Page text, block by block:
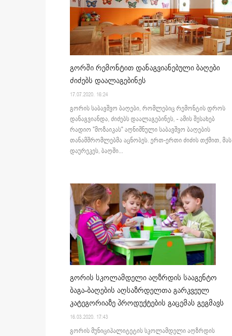
გორში რემონტით დანაგვიანებული ბაღები
ძიძებს დაალაგებინეს
17.07.2020. 16:24
გორის საბავშვო ბაღები, რომლებიც რემონტის დროს
დანაგვიანდა, ძიძებს დაალაგებინეს, - ამის შესახებ
რადიო "მოზაიკას" აღნიშნული საბავშვო ბაღების
თანამშრომლებმა აცნობეს. ერთ-ერთი ძიძის თქმით, მას
დაურეკეს, ბაღში...
გორის სკოლამდელი აღზრდის სააგენტო
ბაგა-ბაღების აღსაზრდელთა გარკვეულ
კატეგორიაზე პროდუქტების გაცემას გეგმავს
16.03.2020. 17:43
გორის მუნიციპალიტეტის სკოლამდელი აღზრდის